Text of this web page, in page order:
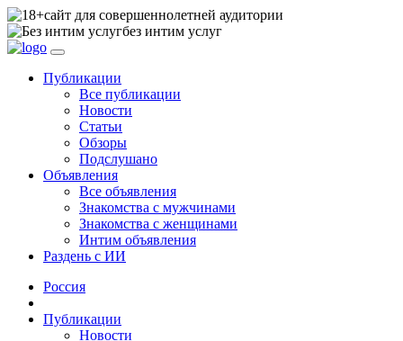
сайт для совершеннолетней аудитории
без интим услуг
Публикации
Все публикации
Новости
Статьи
Обзоры
Подслушано
Объявления
Все объявления
Знакомства с мужчинами
Знакомства с женщинами
Интим объявления
Раздень с ИИ
Россия
Публикации
Новости